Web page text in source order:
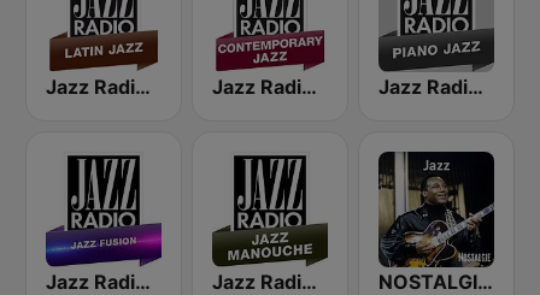
Jazz Radio Latin Jazz Jazz Radio Contemporary Jazz Jazz Radio Piano Jazz
Jazz Radio Jazz Fusion Jazz Radio Jazz Manouche NOSTALGIE JAZZ